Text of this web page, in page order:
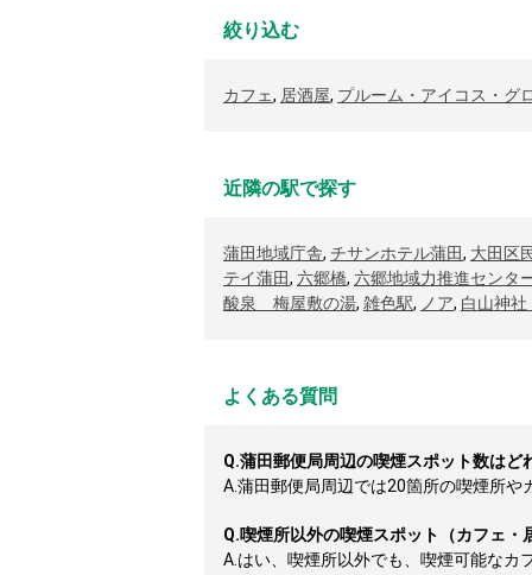
絞り込む
カフェ, 居酒屋, プルーム・アイコス・グ
近隣の駅で探す
蒲田地域庁舎, チサンホテル蒲田, 大田区
テイ蒲田, 六郷橋, 六郷地域力推進センタ
酸泉 梅屋敷の湯, 雑色駅, ノア, 白山神社
よくある質問
Q.蒲田郵便局周辺の喫煙スポット数はど
A.蒲田郵便局周辺では20箇所の喫煙所や
Q.喫煙所以外の喫煙スポット（カフェ・
A. はい、喫煙所以外でも、喫煙可能なカ